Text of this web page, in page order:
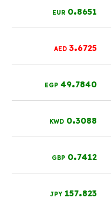
0.8651
EUR
3.6725
AED
49.7840
EGP
0.3088
KWD
0.7412
GBP
157.823
JPY